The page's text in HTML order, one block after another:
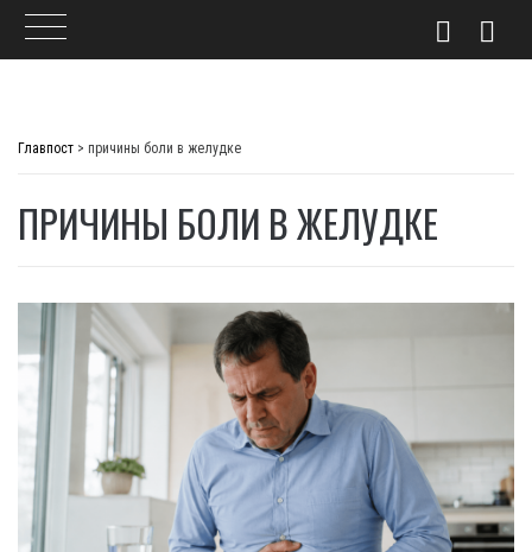
Главпост > причины боли в желудке
ПРИЧИНЫ БОЛИ В ЖЕЛУДКЕ